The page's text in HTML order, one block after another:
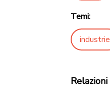
Temi:
industrie
Relazioni